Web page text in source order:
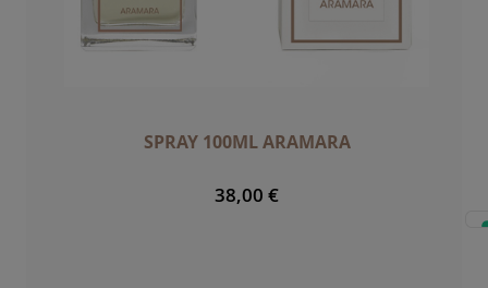
SPRAY 100ML ARAMARA
38,00 €